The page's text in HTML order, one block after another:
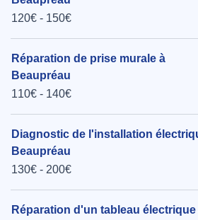
120€ - 150€
Réparation de prise murale à
Beaupréau
110€ - 140€
Diagnostic de l'installation
Beaupréau
130€ - 200€
Réparation d'un tableau électrique